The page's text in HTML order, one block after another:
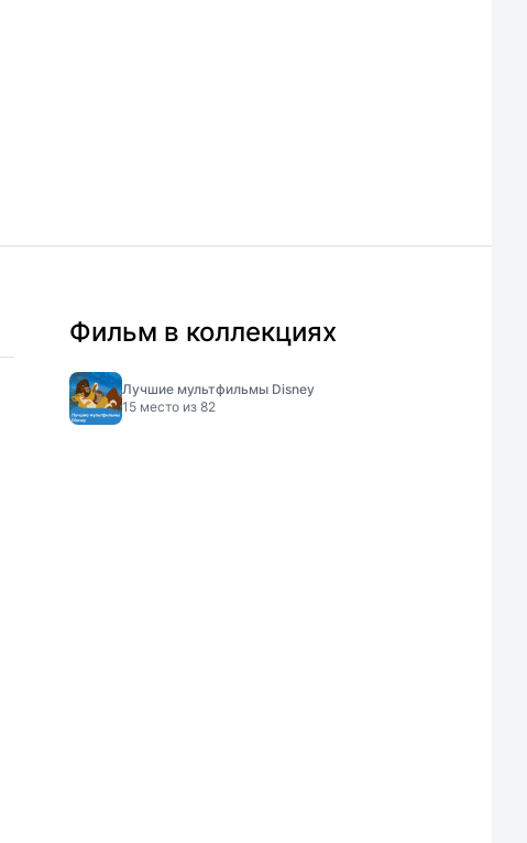
Фильм в коллекциях
Лучшие мультфильмы Disney
15 место из 82